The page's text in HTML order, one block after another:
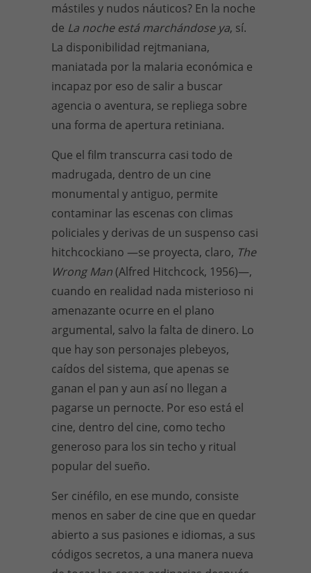
mástiles y nudos náuticos? En la noche
de La noche está marchándose ya, sí.
La disponibilidad rejtmaniana,
maniatada por la malaria económica e
incapaz por eso de salir a buscar
agencia o aventura, se repliega sobre
una forma de apertura retiniana.
Que el film transcurra casi todo de
madrugada, dentro de un cine
monumental y antiguo, permite
contaminar las escenas con climas
policiales y derivas de un suspenso casi
hitchcockiano —se proyecta, claro, The
Wrong Man(Alfred Hitchcock, 1956)—,
cuando en realidad nada misterioso ni
amenazante ocurre en el plano
argumental, salvo la falta de dinero. Lo
que hay son personajes plebeyos,
caídos del sistema, que apenas se
ganan el pan y aun así no llegan a
pagarse un pernocte. Por eso está el
cine, dentro del cine, como techo
generoso para los sin techo y ritual
popular del sueño.
Ser cinéfilo, en ese mundo, consiste
menos en saber de cine que en quedar
abierto a sus pasiones e idiomas, a sus
códigos secretos, a una manera nueva